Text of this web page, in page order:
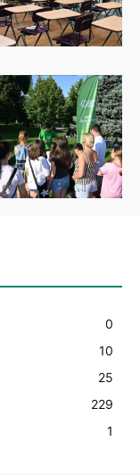
0
10
25
229
1